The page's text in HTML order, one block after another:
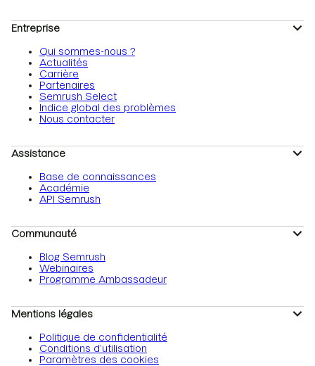
Entreprise
Qui sommes-nous ?
Actualités
Carrière
Partenaires
Semrush Select
Indice global des problèmes
Nous contacter
Assistance
Base de connaissances
Académie
API Semrush
Communauté
Blog Semrush
Webinaires
Programme Ambassadeur
Mentions légales
Politique de confidentialité
Conditions d’utilisation
Paramètres des cookies